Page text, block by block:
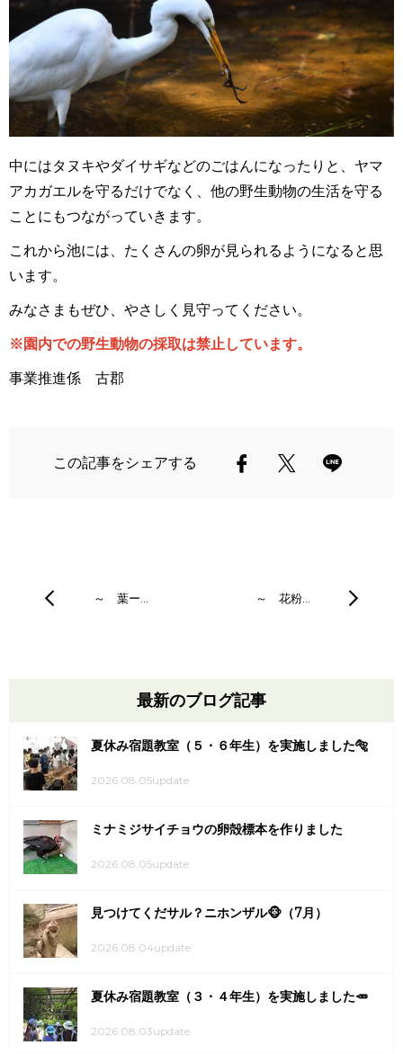
中にはタヌキやダイサギなどのごはんになったりと、ヤマ
アカガエルを守るだけでなく、他の野生動物の生活を守る
ことにもつながっていきます。
これから池には、たくさんの卵が見られるようになると思
います。
みなさまもぜひ、やさしく見守ってください。
※園内での野生動物の採取は禁止しています。
事業推進係 古郡
この記事をシェアする
～ 葉ー… ～ 花粉…
最新のブログ記事
夏休み宿題教室（５・６年生）を実施しました🐅
2026.08.05update
ミナミジサイチョウの卵殻標本を作りました
2026.08.05update
見つけてくだサル？ニホンザル🐵（7月）
2026.08.04update
夏休み宿題教室（３・４年生）を実施しました🥕
2026.08.03update